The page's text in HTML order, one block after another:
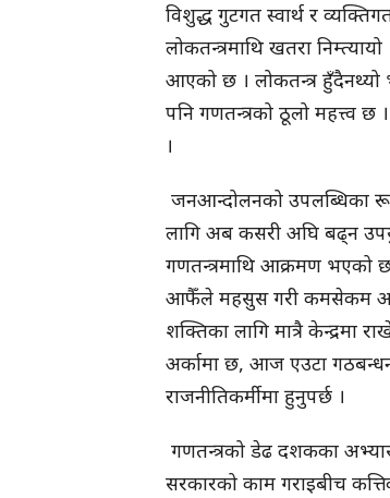
विशुद्ध गुटगत स्वार्थ र
लोकतन्त्रमाथि खतरा
आएको छ । लोकतन्त्र हुँदैनथ्यो
पनि गणतन्त्रको ठूलो महत्त्व छ
।
जनआन्दोलनको उपलब्धिका
लागि अब कसरी अघि बढ्न
गणतन्त्रमाथि आक्रमण भएको
आफैँले महसुस गरी कमसेकम आफू
शक्तिका लागि मात्रै केन्द्रमा
अर्कामा छ, आज एउटा
राजनीतिकर्मीमा हुनुपर्छ ।
गणतन्त्रको डेढ दशकका
सरकारको काम गराइबीच